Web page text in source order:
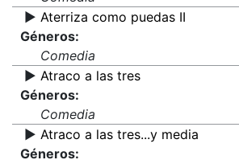
▶️ Aterriza como puedas II
Géneros:
Comedia
▶️ Atraco a las tres
Géneros:
Comedia
▶️ Atraco a las tres...y media
Géneros: